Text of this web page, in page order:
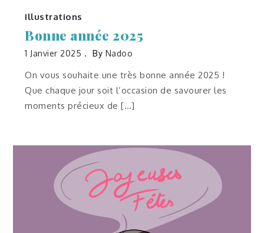
Illustrations
Bonne année 2025
1 Janvier 2025 By Nadoo
On vous souhaite une très bonne année 2025 !
Que chaque jour soit l’occasion de savourer les
moments précieux de […]